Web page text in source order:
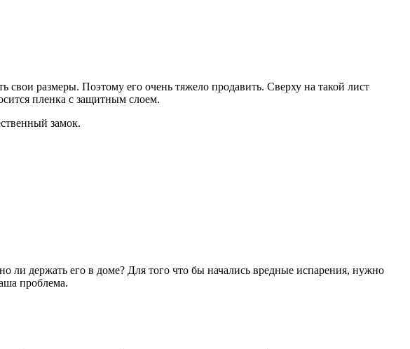
свои размеры. Поэтому его очень тяжело продавить. Сверху на такой лист
пленка с защитным слоем.
замок.
ли держать его в доме? Для того что бы начались вредные испарения, нужно
проблема.